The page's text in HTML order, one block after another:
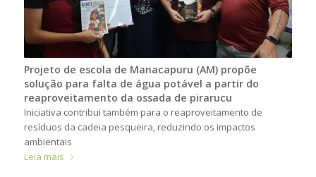
Projeto de escola de Manacapuru (AM) propõe
solução para falta de água potável a partir do
reaproveitamento da ossada de pirarucu
Iniciativa contribui também para o reaproveitamento de
resíduos da cadeia pesqueira, reduzindo os impactos
ambientais
Leia mais